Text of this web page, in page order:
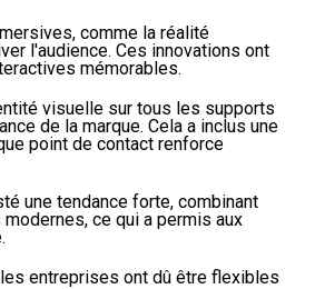
comme la réalité
l'audience. Ces innovations ont
mémorables.
visuelle sur tous les supports
de la marque. Cela a inclus une
point de contact renforce
une tendance forte, combinant
ce qui a permis aux
entreprises ont dû être flexibles